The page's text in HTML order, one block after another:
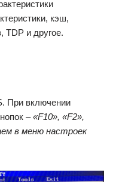
кэш,
TDP и другое.
При включении
–«F10», «F2»,
в меню настроек